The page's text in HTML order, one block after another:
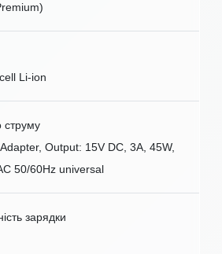
Li-ion
струму
Output: 15V DC, 3A, 45W,
50/60Hz universal
зарядки